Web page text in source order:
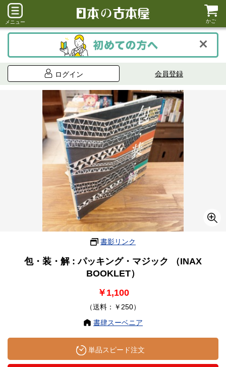
メニュー かご
ログイン 会員登録
書影リンク
包・装・解 : パッキング・マジック （INAX
BOOKLET）
￥1,100
（送料：￥250）
書肆スーベニア
単品スピード注文